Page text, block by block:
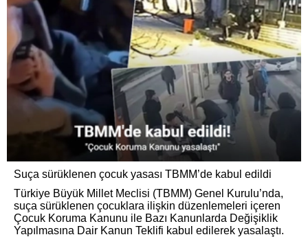
Suça sürüklenen çocuk yasası TBMM’de kabul edildi
Türkiye Büyük Millet Meclisi (TBMM) Genel Kurulu’nda,
suça sürüklenen çocuklara ilişkin düzenlemeleri içeren
Çocuk Koruma Kanunu ile Bazı Kanunlarda Değişiklik
Yapılmasına Dair Kanun Teklifi kabul edilerek yasalaştı.